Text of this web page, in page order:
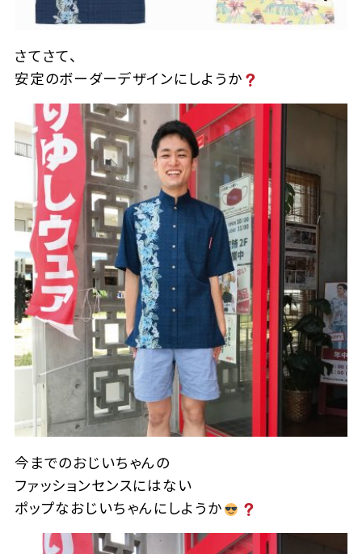
さてさて、
安定のボーダーデザインにしようか
今までのおじいちゃんの
ファッションセンスにはない
ポップなおじいちゃんにしようか